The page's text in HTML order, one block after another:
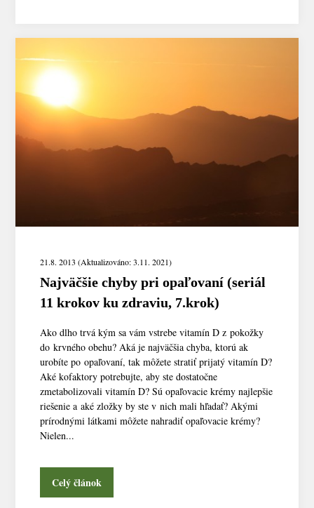
21.8. 2013 (Aktualizováno: 3.11. 2021)
Najväčšie chyby pri opaľovaní (seriál
11 krokov ku zdraviu, 7.krok)
Ako dlho trvá kým sa vám vstrebe vitamín D z pokožky
do krvného obehu? Aká je najväčšia chyba, ktorú ak
urobíte po opaľovaní, tak môžete stratiť prijatý vitamín D?
Aké kofaktory potrebujte, aby ste dostatočne
zmetabolizovali vitamín D? Sú opaľovacie krémy najlepšie
riešenie a aké zložky by ste v nich mali hľadať? Akými
prírodnými látkami môžete nahradiť opaľovacie krémy?
Nielen...
Celý článok